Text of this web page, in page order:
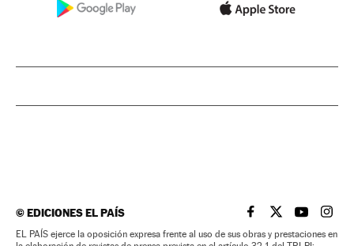
©EDICIONES EL PAÍS EL PAÍS BRASIL EN
EL PAÍSEL PAÍS
EL
EL PAÍS ejerce la oposición expresa frente al uso de sus obras y prestaciones en